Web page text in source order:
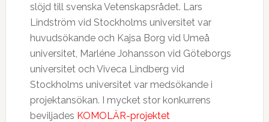
slöjd till svenska Vetenskapsrådet. Lars
Lindström vid Stockholms universitet var
huvudsökande och Kajsa Borg vid Umeå
universitet, Marléne Johansson vid Göteborgs
universitet och Viveca Lindberg vid
Stockholms universitet var medsökande i
projektansökan. I mycket stor konkurrens
beviljades KOMOLÄR-projektet